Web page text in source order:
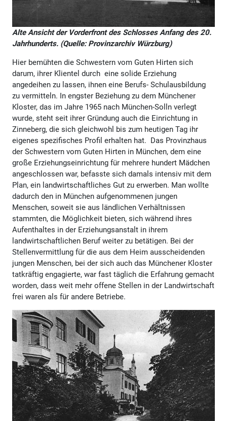
Alte Ansicht der Vorderfront des Schlosses Anfang des 20.
Jahrhunderts. (Quelle: Provinzarchiv Würzburg)
Hier bemühten die Schwestern vom Guten Hirten sich
darum, ihrer Klientel durch eine solide Erziehung
angedeihen zu lassen, ihnen eine Berufs- Schulausbildung
zu vermitteln. In engster Beziehung zu dem Münchener
Kloster, das im Jahre 1965 nach München-Solln verlegt
wurde, steht seit ihrer Gründung auch die Einrichtung in
Zinneberg, die sich gleichwohl bis zum heutigen Tag ihr
eigenes spezifisches Profil erhalten hat. Das Provinzhaus
der Schwestern vom Guten Hirten in München, dem eine
große Erziehungseinrichtung für mehrere hundert Mädchen
angeschlossen war, befasste sich damals intensiv mit dem
Plan, ein landwirtschaftliches Gut zu erwerben. Man wollte
dadurch den in München aufgenommenen jungen
Menschen, soweit sie aus ländlichen Verhältnissen
stammten, die Möglichkeit bieten, sich während ihres
Aufenthaltes in der Erziehungsanstalt in ihrem
landwirtschaftlichen Beruf weiter zu betätigen. Bei der
Stellenvermittlung für die aus dem Heim ausscheidenden
jungen Menschen, bei der sich auch das Münchener Kloster
tatkräftig engagierte, war fast täglich die Erfahrung gemacht
worden, dass weit mehr offene Stellen in der Landwirtschaft
frei waren als für andere Betriebe.